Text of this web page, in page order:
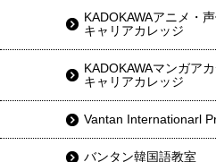
KADOKAWAアニメ・
キャリアカレッジ
KADOKAWAマンガア
キャリアカレッジ
Vantan Internationarl
バンタン韓国語教室